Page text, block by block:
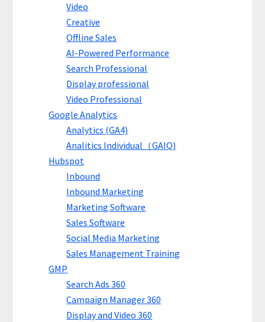
Video
Creative
Offline Sales
AI-Powered Performance
Search Professional
Display professional
Video Professional
Google Analytics
Analytics (GA4)
Analitics Individual（GAIQ)
Hubspot
Inbound
Inbound Marketing
Marketing Software
Sales Software
Social Media Marketing
Sales Management Training
GMP
Search Ads 360
Campaign Manager 360
Display and Video 360